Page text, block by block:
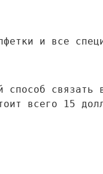
и все
способ
всего 15